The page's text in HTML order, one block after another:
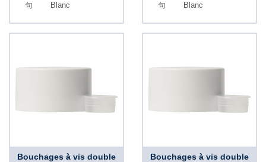
Blanc
Blanc
Bouchages à vis double
Bouchages à vis double